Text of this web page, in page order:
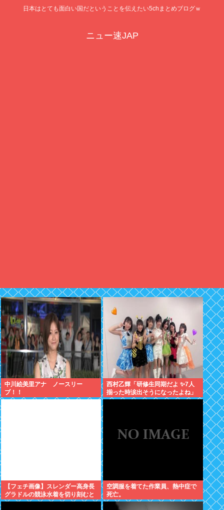
日本はとても面白い国だということを伝えたい5chまとめブログｗ
ニュー速JAP
中川絵美里アナ ノースリー
ブ！！
西村乙輝「研修生同期だよ ✨7人
揃った時涙出そうになったよね」
【フェチ画像】スレンダー高身長
グラドルの競泳水着を切り刻むと
ヌルヌル 大開脚×マッサージ
空調服を着てた作業員、熱中症で
死亡。